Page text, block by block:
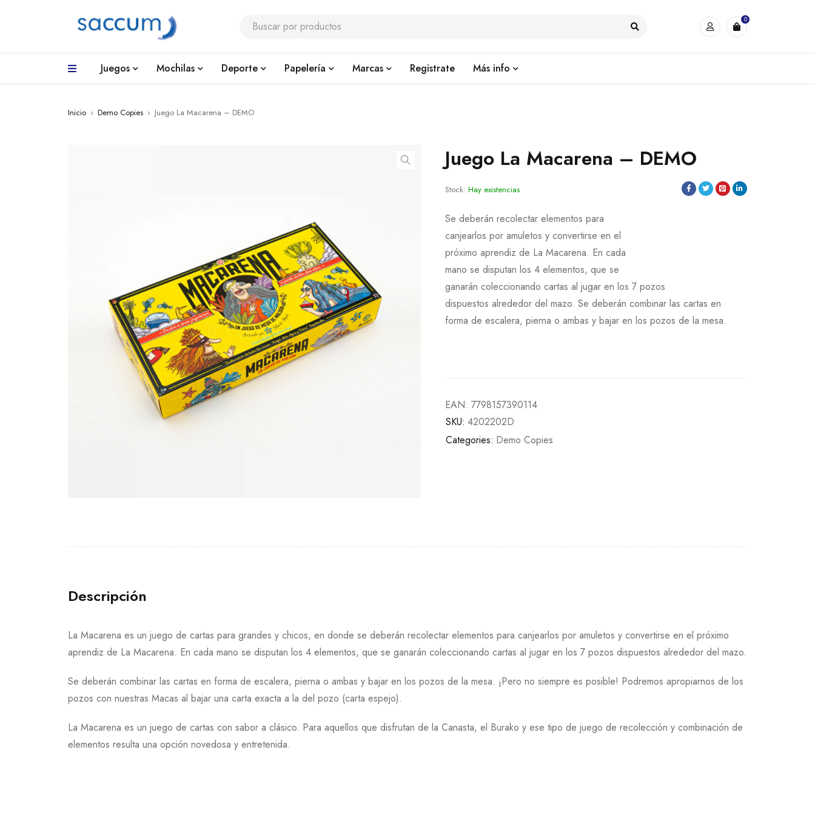
0
Juegos Mochilas Deporte Papelería Marcas Registrate Más info
Inicio › Demo Copies › Juego La Macarena – DEMO
Juego La Macarena – DEMO
Stock: Hay existencias
Se deberán recolectar elementos para
canjearlos por amuletos y convertirse en el
próximo aprendiz de La Macarena. En cada
mano se disputan los 4 elementos, que se
ganarán coleccionando cartas al jugar en los 7 pozos
dispuestos alrededor del mazo. Se deberán combinar las cartas en
forma de escalera, pierna o ambas y bajar en los pozos de la mesa.
EAN:7798157390114
SKU: 4202202D
Categories: Demo Copies
Descripción
La Macarena es un juego de cartas para grandes y chicos, en donde se deberán recolectar elementos para canjearlos por amuletos y convertirse en el próximo
aprendiz de La Macarena. En cada mano se disputan los 4 elementos, que se ganarán coleccionando cartas al jugar en los 7 pozos dispuestos alrededor del mazo.
Se deberán combinar las cartas en forma de escalera, pierna o ambas y bajar en los pozos de la mesa. ¡Pero no siempre es posible! Podremos apropiarnos de los
pozos con nuestras Macas al bajar una carta exacta a la del pozo (carta espejo).
La Macarena es un juego de cartas con sabor a clásico. Para aquellos que disfrutan de la Canasta, el Burako y ese tipo de juego de recolección y combinación de
elementos resulta una opción novedosa y entretenida.